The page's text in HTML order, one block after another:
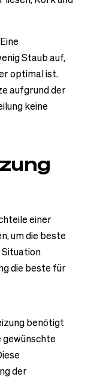
Staub auf,
optimal ist.
aufgrund der
keine
einer
um die beste
Situation
die beste für
benötigt
gewünschte
der